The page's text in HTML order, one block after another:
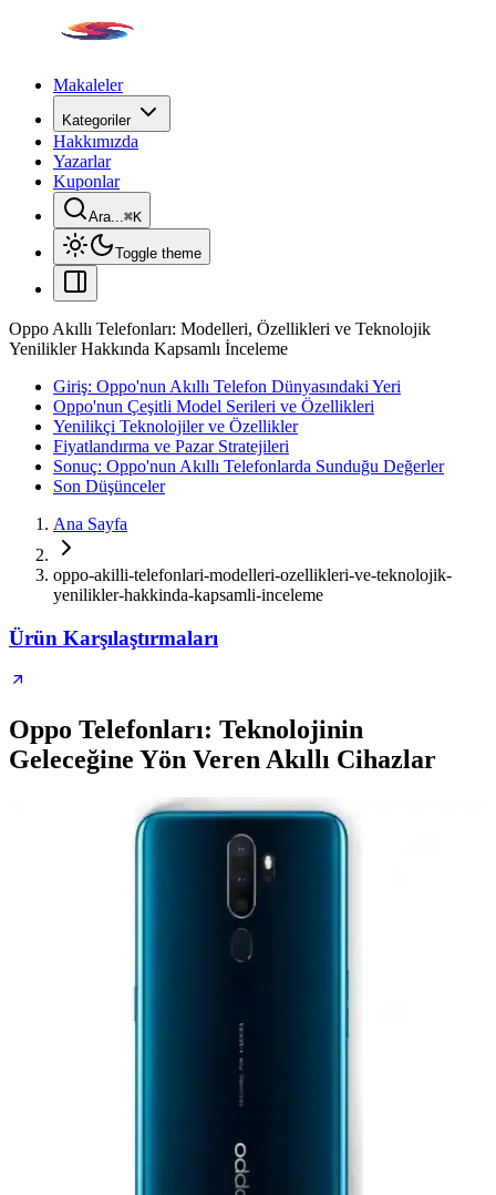
Makaleler
Kategoriler
Hakkımızda
Yazarlar
Kuponlar
Ara...⌘K
Toggle theme
Oppo Akıllı Telefonları: Modelleri, Özellikleri ve Teknolojik
Yenilikler Hakkında Kapsamlı İnceleme
Giriş: Oppo'nun Akıllı Telefon Dünyasındaki Yeri
Oppo'nun Çeşitli Model Serileri ve Özellikleri
Yenilikçi Teknolojiler ve Özellikler
Fiyatlandırma ve Pazar Stratejileri
Sonuç: Oppo'nun Akıllı Telefonlarda Sunduğu Değerler
Son Düşünceler
Ana Sayfa
oppo-akilli-telefonlari-modelleri-ozellikleri-ve-teknolojik-
yenilikler-hakkinda-kapsamli-inceleme
Ürün Karşılaştırmaları
Oppo Telefonları: Teknolojinin
Geleceğine Yön Veren Akıllı Cihazlar